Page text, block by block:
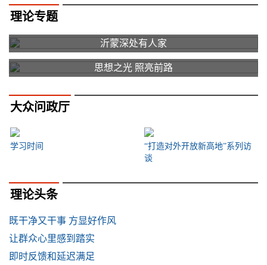
理论专题
沂蒙深处有人家
思想之光 照亮前路
大众问政厅
学习时间
“打造对外开放新高地”系列访
谈
理论头条
既干净又干事 方显好作风
让群众心里感到踏实
即时反馈和延迟满足